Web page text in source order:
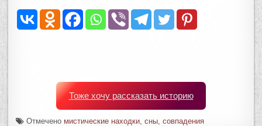
Тоже хочу рассказать историю
Отмечено мистические находки ,сны ,совпадения